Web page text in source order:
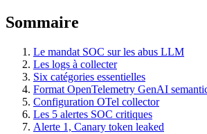
Sommaire
Le mandat SOC sur les abus LLM
Les logs à collecter
Six catégories essentielles
Format OpenTelemetry GenAI
Configuration OTel collector
Les 5 alertes SOC critiques
Alerte 1, Canary token leaked